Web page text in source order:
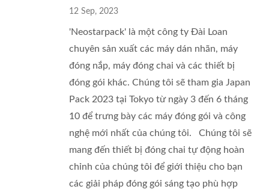
12 Sep, 2023
'Neostarpack' là một công ty Đài Loan
chuyên sản xuất các máy dán nhãn, máy
đóng nắp, máy đóng chai và các thiết bị
đóng gói khác. Chúng tôi sẽ tham gia Japan
Pack 2023 tại Tokyo từ ngày 3 đến 6 tháng
10 để trưng bày các máy đóng gói và công
nghệ mới nhất của chúng tôi. Chúng tôi sẽ
mang đến thiết bị đóng chai tự động hoàn
chỉnh của chúng tôi để giới thiệu cho bạn
các giải pháp đóng gói sáng tạo phù hợp